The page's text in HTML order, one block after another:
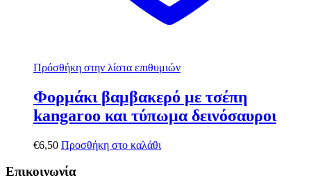
Πρόσθήκη στην λίστα επιθυμιών
Φορμάκι βαμβακερό με τσέπη
kangaroo και τύπωμα δεινόσαυροι
€6,50 Προσθήκη στο καλάθι
Επικοινωνία